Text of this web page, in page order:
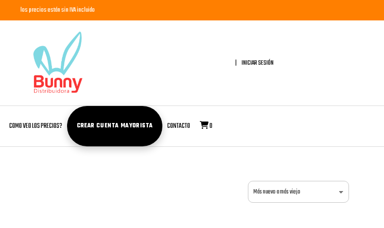
los precios están sin IVA incluido
INICIAR SESIÓN
COMO VEO LOS PRECIOS? CREAR CUENTA MAYORISTA CONTACTO 0